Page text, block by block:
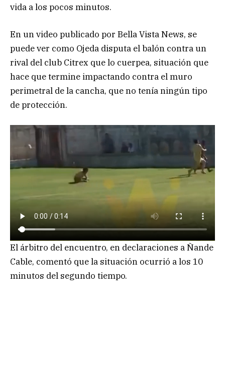
vida a los pocos minutos.
En un video publicado por Bella Vista News, se
puede ver como Ojeda disputa el balón contra un
rival del club Citrex que lo cuerpea, situación que
hace que termine impactando contra el muro
perimetral de la cancha, que no tenía ningún tipo
de protección.
El árbitro del encuentro, en declaraciones a Ñande
Cable, comentó que la situación ocurrió a los 10
minutos del segundo tiempo.